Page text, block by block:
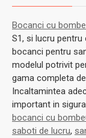
Bocanci cu
S1, si lucru
bocanci pentru
modelul potrivit
gama completa
Incaltamintea
important in
bocanci cu
saboti de lucru,